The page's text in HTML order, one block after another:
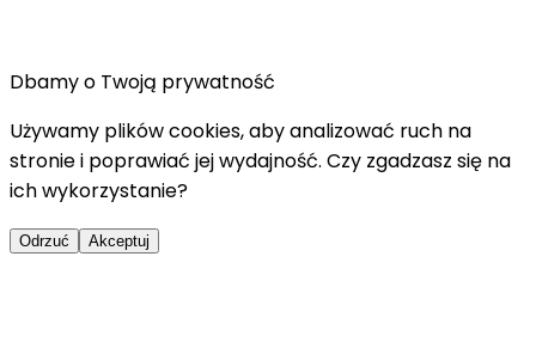
Dbamy o Twoją prywatność
Używamy plików cookies, aby analizować ruch na
stronie i poprawiać jej wydajność. Czy zgadzasz się na
ich wykorzystanie?
Odrzuć Akceptuj